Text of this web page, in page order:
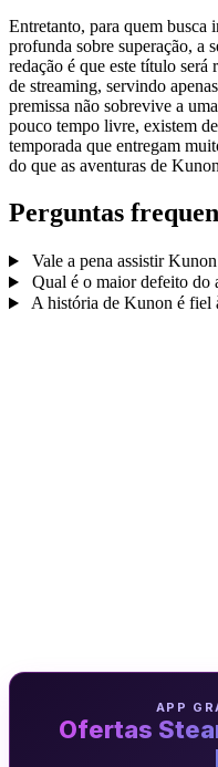
Entretanto, para quem busca
profunda sobre superação, a
redação é que este título será
de streaming, servindo
premissa não sobrevive a
pouco tempo livre, existem
temporada que entregam
do que as aventuras de
Perguntas
Vale a pena assistir
Qual é o maior defeito do
A história de Kunon é fiel
APP
Ofertas